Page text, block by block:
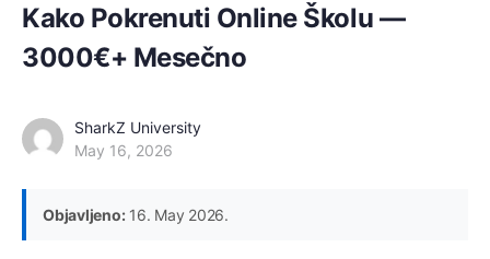
Kako Pokrenuti Online Školu —
3000€+ Mesečno
SharkZ University
May 16, 2026
Objavljeno:16. May 2026.